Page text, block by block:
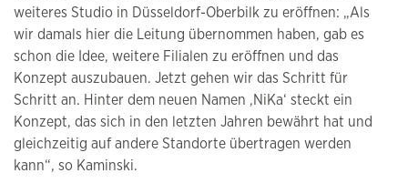
weiteres Studio in Düsseldorf-Oberbilk zu eröffnen: „Als
wir damals hier die Leitung übernommen haben, gab es
schon die Idee, weitere Filialen zu eröffnen und das
Konzept auszubauen. Jetzt gehen wir das Schritt für
Schritt an. Hinter dem neuen Namen ‚NiKa‘ steckt ein
Konzept, das sich in den letzten Jahren bewährt hat und
gleichzeitig auf andere Standorte übertragen werden
kann“, so Kaminski.